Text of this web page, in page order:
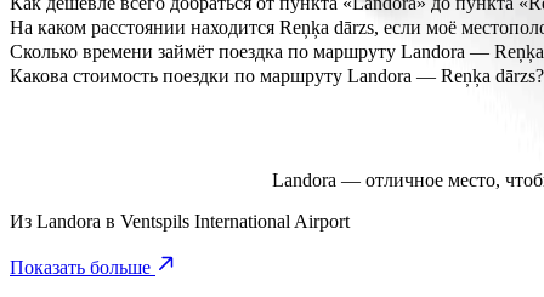
Самый недорогой способ преодолеть дистанцию Landora —
На каком расстоянии находится Reņķa dārzs, если моё
Reņķa dārzs находится приблизительно в 2,1 км км от Landora.
Сколько времени займёт поездка по маршруту Landora — Reņķa
Если вы воспользуетесь услугой Bolt, Landora всего в 5 мин от
Какова стоимость поездки по маршруту Landora — Reņķa dārzs?
Стоимость услуги Bolt в направлении «Reņķa dārzs»
Landora — отличное место,
Из Landora в Ventspils International Airport
Показать больше